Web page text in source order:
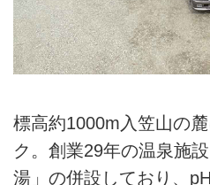
標高約1000m入笠山の
ク。創業29年の温泉施
湯」の併設しており、